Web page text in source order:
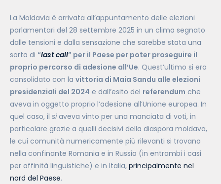
La Moldavia è arrivata all’appuntamento delle elezioni
parlamentari del 28 settembre 2025 in un clima segnato
dalle tensioni e dalla sensazione che sarebbe stata una
sorta di “last call” per il Paese per poter proseguire il
proprio percorso di adesione all’Ue. Quest’ultimo si era
consolidato con la vittoria di Maia Sandu alle elezioni
presidenziali del 2024 e dall’esito del referendum che
aveva in oggetto proprio l’adesione all’Unione europea. In
quel caso, il sìaveva vinto per una manciata di voti, in
particolare grazie a quelli decisivi della diaspora moldava,
le cui comunità numericamente più rilevanti si trovano
nella confinante Romania e in Russia (in entrambi i casi
per affinità linguistiche) e in Italia, principalmente nel
nord del Paese.